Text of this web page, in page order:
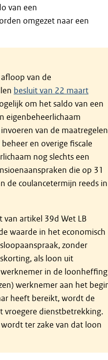
van een
omgezet naar een
van de
besluit van 22 maart
om het saldo van een
eigenbeheerlichaam
van de maatregelen
en overige fiscale
nog slechts een
die op 31
de coulancetermijn reeds in
van artikel 39d Wet LB
waarde in het economisch
zonder
als loon uit
in de loonheffing
werknemer aan het
heeft bereikt, wordt de
vroegere dienstbetrekking.
ter zake van dat loon